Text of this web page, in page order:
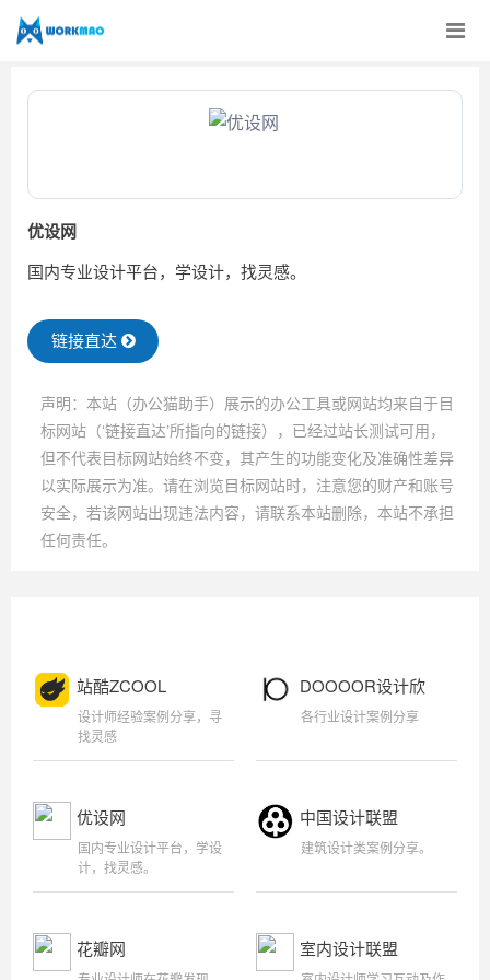
优设网
国内专业设计平台，学设计，找灵感。
链接直达
声明：本站（办公猫助手）展示的办公工具或网站均来自于目
标网站（‘链接直达’所指向的链接），已经过站长测试可用，
但不代表目标网站始终不变，其产生的功能变化及准确性差异
以实际展示为准。请在浏览目标网站时，注意您的财产和账号
安全，若该网站出现违法内容，请联系本站删除，本站不承担
任何责任。
站酷ZCOOL
设计师经验案例分享，寻
找灵感
DOOOOR设计欣
赏
各行业设计案例分享
优设网
国内专业设计平台，学设
计，找灵感。
中国设计联盟
建筑设计类案例分享。
花瓣网 室内设计联盟